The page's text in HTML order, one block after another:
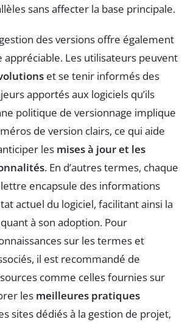
sans affecter la base principale.
des versions offre également
appréciable. Les utilisateurs peuvent
et se tenir informés des
apportés aux logiciels qu’ils
politique de versionnage implique
de version clairs, ce qui aide
les mises à jour et les
. En d’autres termes, chaque
encapsule des informations
actuel du logiciel, facilitant ainsi la
à son adoption. Pour
sur les termes et
il est recommandé de
comme celles fournies sur
les meilleures pratiques
sites dédiés à la gestion de projet,